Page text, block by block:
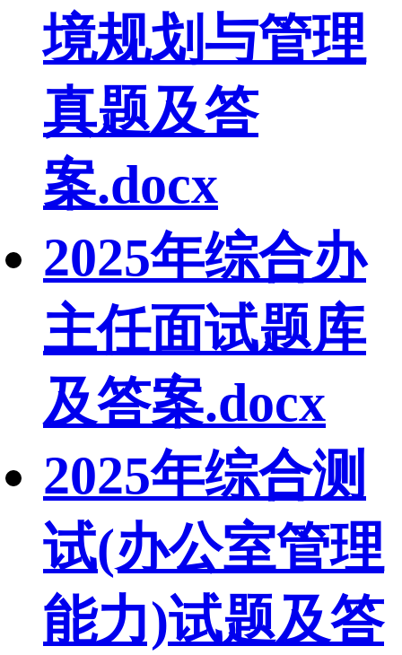
境规划与管理
真题及答
案.docx
2025年综合办
主任面试题库
及答案.docx
2025年综合测
试(办公室管理
能力)试题及答